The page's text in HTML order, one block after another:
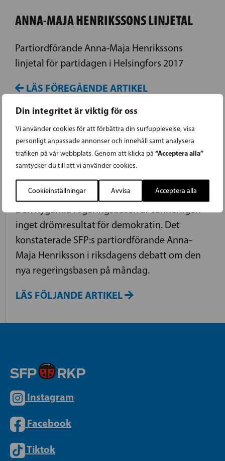
Din integritet är viktig för oss
Vi använder cookies för att förbättra din surfupplevelse, visa
personligt anpassade annonser och innehåll samt analysera
trafiken på vår webbplats. Genom att klicka på “Acceptera alla”
samtycker du till att vi använder cookies.
Cookieinställningar Avvisa Acceptera alla
ANNA-MAJA HENRIKSSONS LINJETAL
Partiordförande Anna-Maja Henrikssons
linjetal för partidagen i Helsingfors 2017
LÄS FÖREGÅENDE ARTIKEL
19.06.2017
SOINI VÄNDE KAPPAN SÅ KNAPPARNA
SPRÄTTADE!
Den nygamla regeringsbasen är sannerligen
inget drömresultat för demokratin. Det
konstaterade SFP:s partiordförande Anna-
Maja Henriksson i riksdagens debatt om den
nya regeringsbasen på måndag.
LÄS FÖLJANDE ARTIKEL
Instagram
Facebook
Tiktok